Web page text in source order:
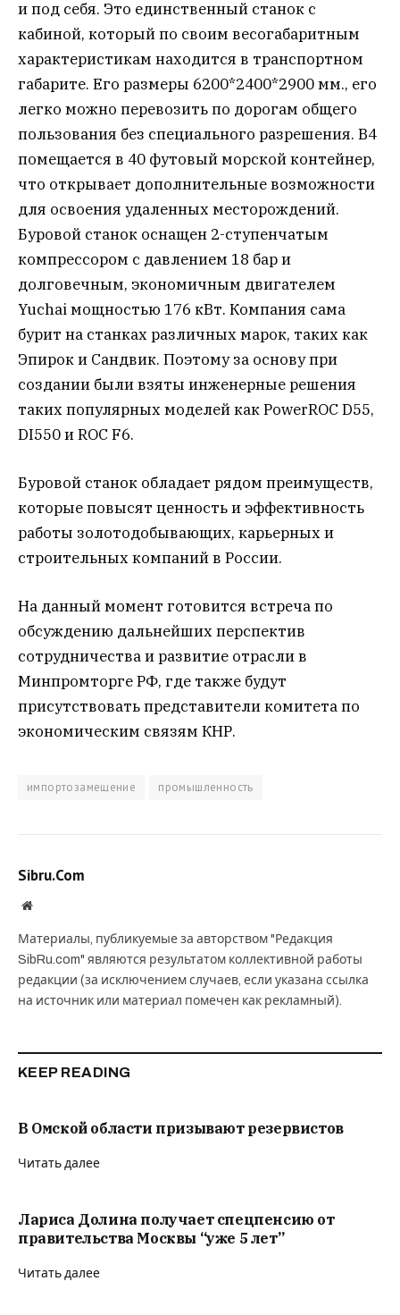
и под себя. Это единственный станок с
кабиной, который по своим весогабаритным
характеристикам находится в транспортном
габарите. Его размеры 6200*2400*2900 мм., его
легко можно перевозить по дорогам общего
пользования без специального разрешения. B4
помещается в 40 футовый морской контейнер,
что открывает дополнительные возможности
для освоения удаленных месторождений.
Буровой станок оснащен 2-ступенчатым
компрессором с давлением 18 бар и
долговечным, экономичным двигателем
Yuchai мощностью 176 кВт. Компания сама
бурит на станках различных марок, таких как
Эпирок и Сандвик. Поэтому за основу при
создании были взяты инженерные решения
таких популярных моделей как PowerROC D55,
DI550 и ROC F6.
Буровой станок обладает рядом преимуществ,
которые повысят ценность и эффективность
работы золотодобывающих, карьерных и
строительных компаний в России.
На данный момент готовится встреча по
обсуждению дальнейших перспектив
сотрудничества и развитие отрасли в
Минпромторге РФ, где также будут
присутствовать представители комитета по
экономическим связям КНР.
импортозамещение промышленность
Sibru.Com
Website
Материалы, публикуемые за авторством "Редакция
SibRu.com" являются результатом коллективной работы
редакции (за исключением случаев, если указана ссылка
на источник или материал помечен как рекламный).
KEEP READING
В Омской области призывают резервистов
Читать далее
Лариса Долина получает спецпенсию от
правительства Москвы “уже 5 лет”
Читать далее